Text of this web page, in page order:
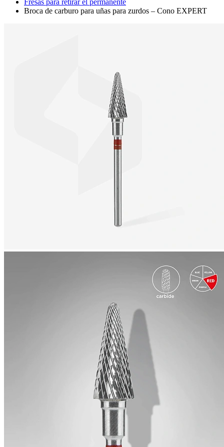
Fresas para retirar el permanente
Broca de carburo para uñas para zurdos – Cono EXPERT